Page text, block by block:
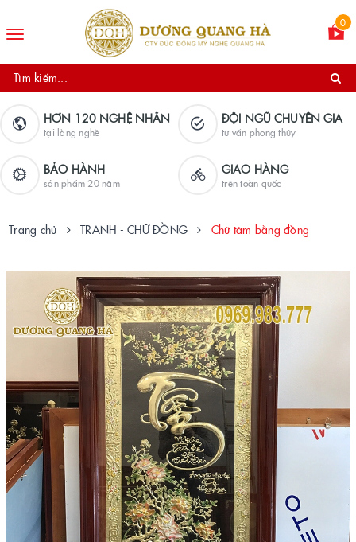
Toggle
0
HƠN 120 NGHỆ NHÂN
tại làng nghề
ĐỘI NGŨ CHUYÊN GIA
tư vấn phong thủy
BẢO HÀNH
sản phẩm 20 năm
GIAO HÀNG
trên toàn quốc
Trang chủ TRANH - CHỮ ĐỒNG Chữ tâm bằng đồng